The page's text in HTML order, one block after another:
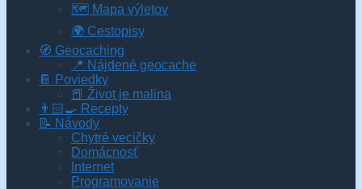
🗺 Mapa výletov
🌍 Cestopisy
🧭 Geocaching
📍 Nájdené geocache
📔 Poviedky
📕 Život je malina
👨🏻‍🍳 Recepty
📝 Návody
Chytré vecičky
Domácnosť
Internet
Programovanie